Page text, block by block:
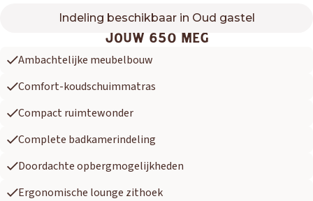
Indeling beschikbaar in Oud gastel
650 MEG
JOUW 650 MEG
Ambachtelijke meubelbouw
Comfort-koudschuimmatras
Compact ruimtewonder
Complete badkamerindeling
Doordachte opbergmogelijkheden
Ergonomische lounge zithoek